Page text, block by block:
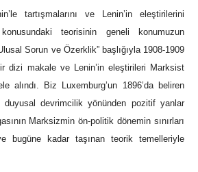
tartışmalarını ve Lenin’in eleştirilerini
teorisinin geneli konumuzun
Sorun ve Özerklik” başlığıyla 1908-1909
dizi makale ve Lenin’in eleştirileri Marksist
alındı. Biz Luxemburg’un 1896’da beliren
duyusal devrimcilik yönünden pozitif yanlar
Marksizmin ön-politik dönemin sınırları
bugüne kadar taşınan teorik temelleriyle